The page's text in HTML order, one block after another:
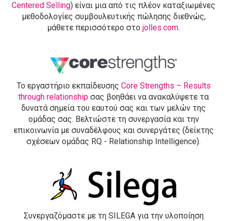
Centered Selling) είναι μια από τις πλέον καταξιωμένες
μεθοδολογίες συμβουλευτικής πώλησης διεθνώς,
μάθετε περισσότερο στο jolles.com.
Το εργαστήριο εκπαίδευσης Core Strengths – Results
through relationship σας βοηθάει να ανακαλύψετε τα
δυνατά σημεία του εαυτού σας και των μελών της
ομάδας σας. Βελτιώστε τη συνεργασία και την
επικοινωνία με συναδέλφους και συνεργάτες (δείκτης
σχέσεων ομάδας RQ - Relationship Intelligence).
Συνεργαζόμαστε με τη SILEGA για την υλοποίηση